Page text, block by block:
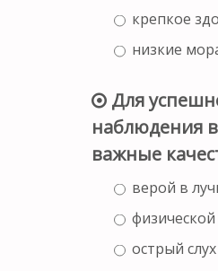
крепкое
низкие
Для
наблюдения
важные
верой в
острый